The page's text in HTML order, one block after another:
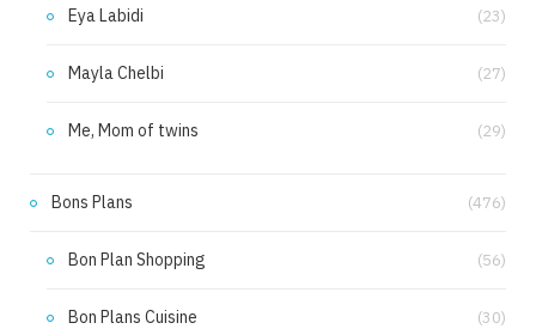
Eya Labidi (23)
Mayla Chelbi (27)
Me, Mom of twins (29)
Bons Plans (476)
Bon Plan Shopping (56)
Bon Plans Cuisine (30)